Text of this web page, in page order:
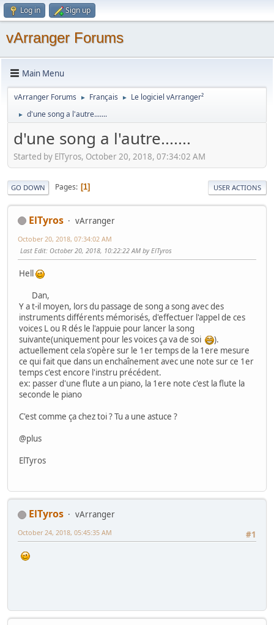
Log in Sign up
vArranger Forums
Main Menu
vArranger Forums ► Français ► Le logiciel vArranger²
► d'une song a l'autre.......
d'une song a l'autre.......
Started by ElTyros, October 20, 2018, 07:34:02 AM
GO DOWN Pages 1 USER ACTIONS
ElTyros vArranger
October 20, 2018, 07:34:02 AM
Last Edit: October 20, 2018, 10:22:22 AM by ElTyros
Hell
Dan,
Y a t-il moyen, lors du passage de song a song avec des
instruments différents mémorisés, d'effectuer l'appel de ces
voices L ou R dés le l'appuie pour lancer la song
suivante(uniquement pour les voices ça va de soi
).
actuellement cela s'opère sur le 1er temps de la 1ere mesure
ce qui fait que dans un enchaînement avec une note sur ce 1er
temps c'est encore l'instru précédent.
ex: passer d'une flute a un piano, la 1ere note c'est la flute la
seconde le piano
C'est comme ça chez toi ? Tu a une astuce ?
@plus
ElTyros
ElTyros
vArranger
#1
October 24, 2018, 05:45:35 AM